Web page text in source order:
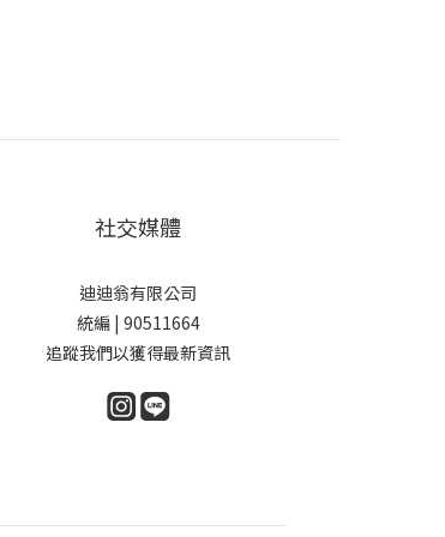
社交媒體
迪迪翁有限公司
統編 | 90511664
追蹤我們以獲得最新資訊